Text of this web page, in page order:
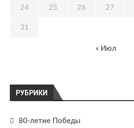
РУБРИКИ
80-летие Победы
24 25 26 27
31
« Июл